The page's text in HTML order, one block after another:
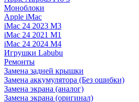
Моноблоки
Apple iMac
iMac 24 2023 M3
iMac 24 2021 M1
iMac 24 2024 M4
Игрушки Labubu
Ремонты
Замена задней крышки
Замена аккумулятора (Без ошибки)
Замена экрана (аналог)
Замена экрана (оригинал)